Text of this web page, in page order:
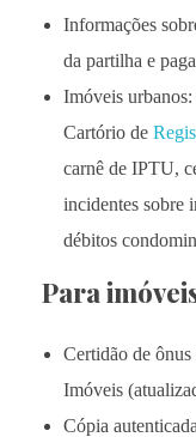
Informações
da partilha e
Imóveis
Cartório de
carnê de IPTU,
incidentes sobre
débitos
Para
Certidão de
Imóveis
Cópia